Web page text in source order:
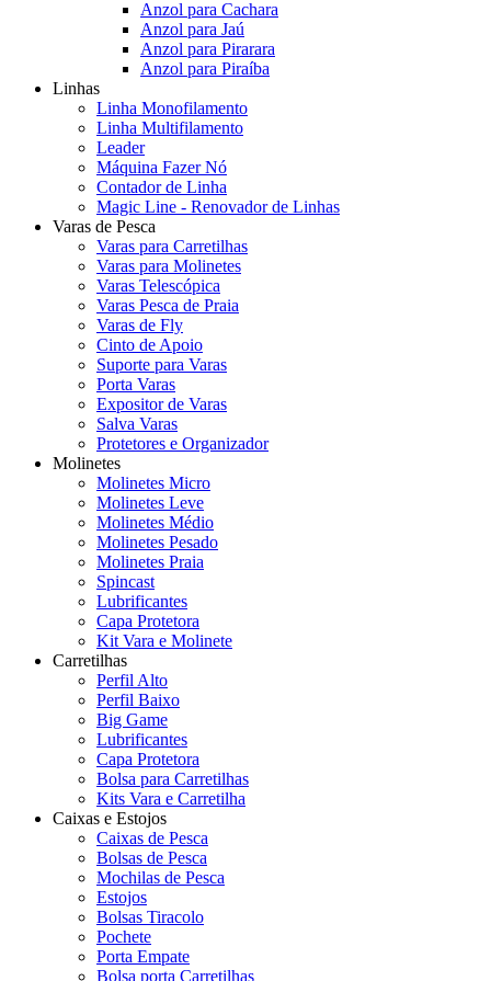
Anzol para Cachara
Anzol para Jaú
Anzol para Pirarara
Anzol para Piraíba
Linhas
Linha Monofilamento
Linha Multifilamento
Leader
Máquina Fazer Nó
Contador de Linha
Magic Line - Renovador de Linhas
Varas de Pesca
Varas para Carretilhas
Varas para Molinetes
Varas Telescópica
Varas Pesca de Praia
Varas de Fly
Cinto de Apoio
Suporte para Varas
Porta Varas
Expositor de Varas
Salva Varas
Protetores e Organizador
Molinetes
Molinetes Micro
Molinetes Leve
Molinetes Médio
Molinetes Pesado
Molinetes Praia
Spincast
Lubrificantes
Capa Protetora
Kit Vara e Molinete
Carretilhas
Perfil Alto
Perfil Baixo
Big Game
Lubrificantes
Capa Protetora
Bolsa para Carretilhas
Kits Vara e Carretilha
Caixas e Estojos
Caixas de Pesca
Bolsas de Pesca
Mochilas de Pesca
Estojos
Bolsas Tiracolo
Pochete
Porta Empate
Bolsa porta Carretilhas